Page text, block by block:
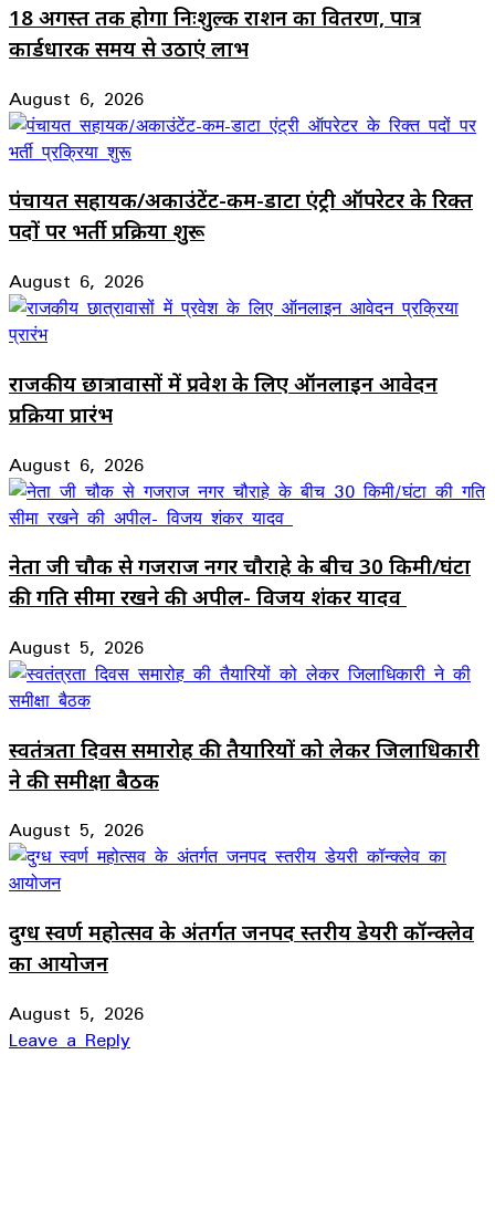
18 अगस्त तक होगा निःशुल्क राशन का वितरण, पात्र
कार्डधारक समय से उठाएं लाभ
August 6, 2026
पंचायत सहायक/अकाउंटेंट-कम-डाटा एंट्री ऑपरेटर के रिक्त
पदों पर भर्ती प्रक्रिया शुरू
August 6, 2026
राजकीय छात्रावासों में प्रवेश के लिए ऑनलाइन आवेदन
प्रक्रिया प्रारंभ
August 6, 2026
नेता जी चौक से गजराज नगर चौराहे के बीच 30 किमी/घंटा
की गति सीमा रखने की अपील- विजय शंकर यादव
August 5, 2026
स्वतंत्रता दिवस समारोह की तैयारियों को लेकर जिलाधिकारी
ने की समीक्षा बैठक
August 5, 2026
दुग्ध स्वर्ण महोत्सव के अंतर्गत जनपद स्तरीय डेयरी कॉन्क्लेव
का आयोजन
August 5, 2026
Leave a Reply